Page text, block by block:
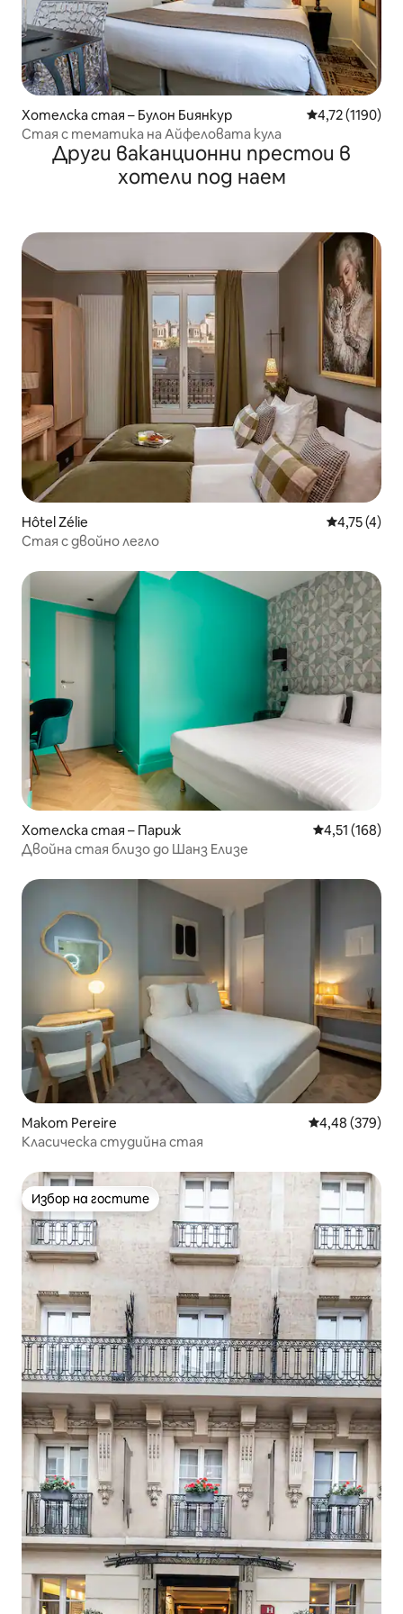
Хотелска стая – Булон Биянкур Средна
4,72 (1190)
Стая с тематика на Айфеловата кула
Други ваканционни престои в
хотели под наем
Hôtel Zélie Средна
4,75 (4)
Стая с двойно легло
Хотелска стая – Париж Средна
4,51 (168)
Двойна стая близо до Шанз Елизе
Makom Pereire Средна
4,48 (379)
Класическа студийна стая
Избор на гостите
Избор на гостите